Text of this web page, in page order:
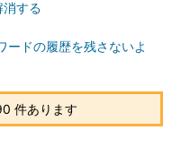
する
ードの履歴を残さないよ
件あります